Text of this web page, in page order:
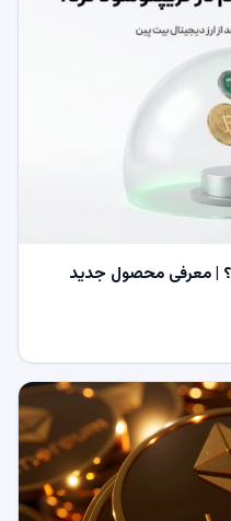
| معرفی محصول جدید